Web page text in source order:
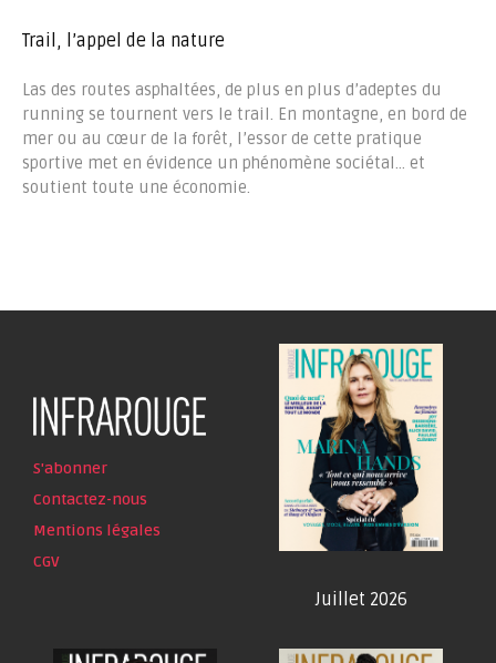
Trail, l’appel de la nature
Las des routes asphaltées, de plus en plus d’adeptes du
running se tournent vers le trail. En montagne, en bord de
mer ou au cœur de la forêt, l’essor de cette pratique
sportive met en évidence un phénomène sociétal… et
soutient toute une économie.
S'abonner
Contactez-nous
Mentions légales
CGV
Juillet 2026